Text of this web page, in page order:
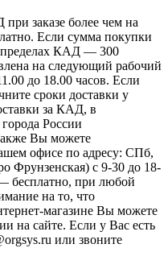
заказе более чем на
Если сумма покупки
пределах КАД — 300
на следующий рабочий
до 18.00 часов. Если
сроки доставки у
за КАД, в
России
Вы можете
офисе по адресу: СПб,
Фрунзенская) с 9-30 до 18-
бесплатно, при любой
на то, что
магазине Вы можете
на сайте. Если у Вас есть
или звоните